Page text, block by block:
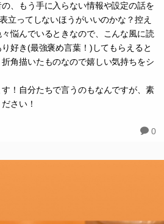
、もう手に入らない情報や設定の話を
立ってしないほうがいいのかな？控え
悩んでいるときなので、こんな風に読
好き(最強褒め言葉！)してもらえると
角描いたものなので嬉しい気持ちをシ
！自分たちで言うのもなんですが、素
さい！
0